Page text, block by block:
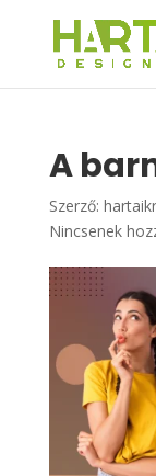
A
Szerző:
Nincsenek